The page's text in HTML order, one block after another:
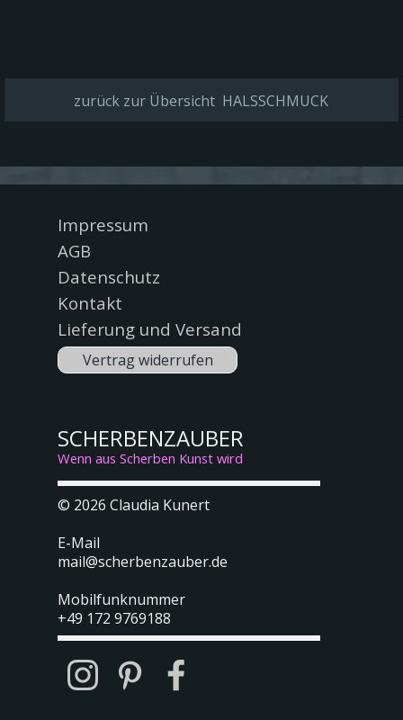
zurück zur Übersicht HALSSCHMUCK
SCHERBENZAUBER
Wenn aus Scherben Kunst wird
Impressum
AGB
Datenschutz
Kontakt
Lieferung und Versand
© 2026 Claudia Kunert
E-Mail
mail@scherbenzauber.de
Mobilfunknummer
+49 172 9769188
Vertrag widerrufen